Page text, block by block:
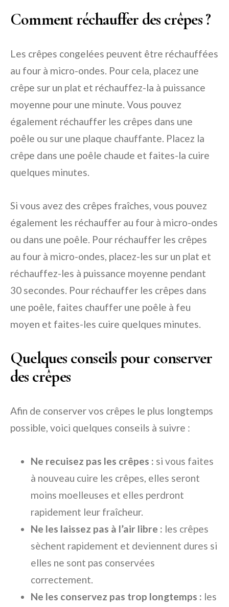
Comment réchauffer des crêpes ?
Les crêpes congelées peuvent être réchauffées
au four à micro-ondes. Pour cela, placez une
crêpe sur un plat et réchauffez-la à puissance
moyenne pour une minute. Vous pouvez
également réchauffer les crêpes dans une
poêle ou sur une plaque chauffante. Placez la
crêpe dans une poêle chaude et faites-la cuire
quelques minutes.
Si vous avez des crêpes fraîches, vous pouvez
également les réchauffer au four à micro-ondes
ou dans une poêle. Pour réchauffer les crêpes
au four à micro-ondes, placez-les sur un plat et
réchauffez-les à puissance moyenne pendant
30 secondes. Pour réchauffer les crêpes dans
une poêle, faites chauffer une poêle à feu
moyen et faites-les cuire quelques minutes.
Quelques conseils pour conserver
des crêpes
Afin de conserver vos crêpes le plus longtemps
possible, voici quelques conseils à suivre :
Ne recuisez pas les crêpes : si vous faites
à nouveau cuire les crêpes, elles seront
moins moelleuses et elles perdront
rapidement leur fraîcheur.
Ne les laissez pas à l’air libre : les crêpes
sèchent rapidement et deviennent dures si
elles ne sont pas conservées
correctement.
Ne les conservez pas trop longtemps : les